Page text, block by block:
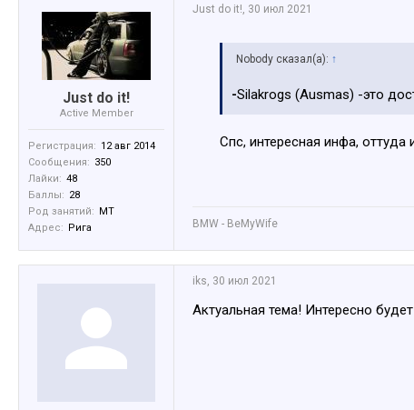
Just do it!
Active Member
Регистрация: 12 авг 2014
Сообщения: 350
Лайки: 48
Баллы: 28
Род занятий: MT
Адрес: Рига
Just do it!, 30 июл 2021
Nobody сказал(а): ↑
-Silakrogs (Ausmas) -это
Спс, интересная инфа, оттуда
BMW - BeMyWife
iks, 30 июл 2021
Актуальная тема! Интересно